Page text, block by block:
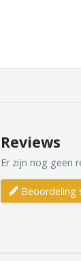
Reviews
Er zijn nog geen
Beoordeling